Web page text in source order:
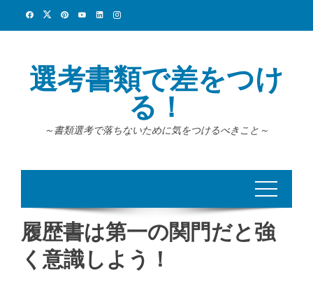
選考書類で差をつけ
る！
～書類選考で落ちないために気をつけるべきこと～
履歴書は第一の関門だと強
く意識しよう！